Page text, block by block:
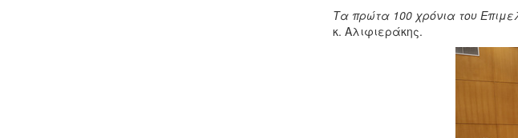
Τα πρώτα 100 χρόνια του
κ. Αλιφιεράκης.